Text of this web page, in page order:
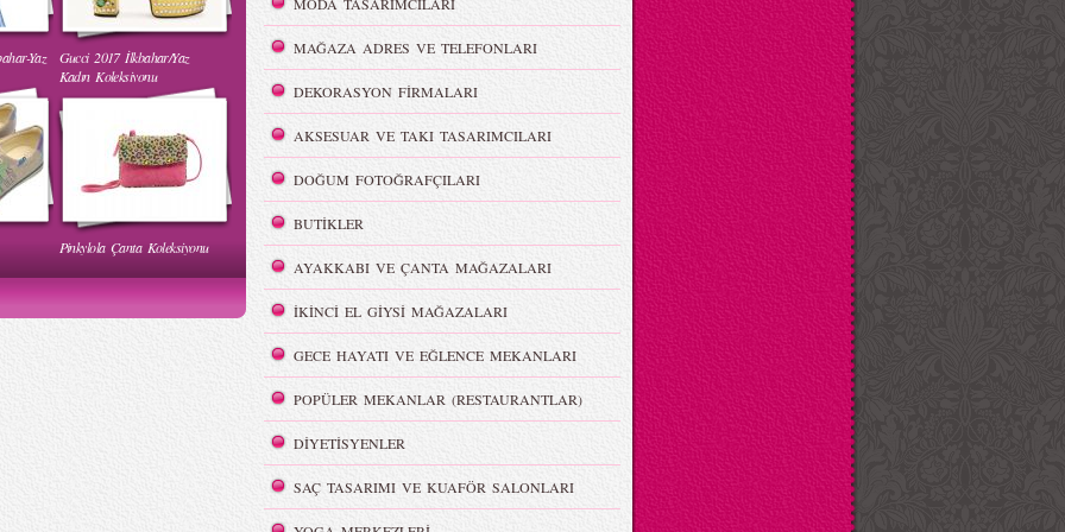
Burçe Bekrek - MBFWI Yaz
2015 Defilesi
Hakan Akkaya - MBFWI Yaz
Yaz
Gucci 2017 İlkbahar/Yaz
Kadın Koleksiyonu
Pinkylola Çanta Koleksiyonu
MAĞAZA ADRES VE TELEFONLARI
DEKORASYON FİRMALARI
AKSESUAR VE TAKI TASARIMCILARI
DOĞUM FOTOĞRAFÇILARI
BUTİKLER
AYAKKABI VE ÇANTA MAĞAZALARI
İKİNCİ EL GİYSİ MAĞAZALARI
GECE HAYATI VE EĞLENCE MEKANLARI
POPÜLER MEKANLAR (RESTAURANTLAR)
DİYETİSYENLER
SAÇ TASARIMI VE KUAFÖR SALONLARI